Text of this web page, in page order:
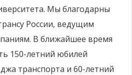
Мы благодарны
России, ведущим
В ближайшее время
150-летний юбилей
транспорта и 60-летний